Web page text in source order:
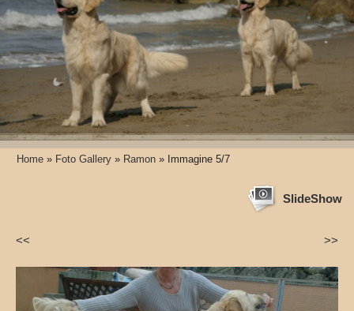
Home » Foto Gallery » Ramon » Immagine 5/7
SlideShow
<< >>